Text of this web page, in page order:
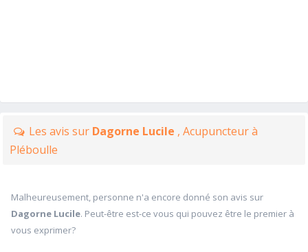
Les avis sur Dagorne Lucile , Acupuncteur à
Pléboulle
Malheureusement, personne n'a encore donné son avis sur
Dagorne Lucile. Peut-être est-ce vous qui pouvez être le premier à
vous exprimer?